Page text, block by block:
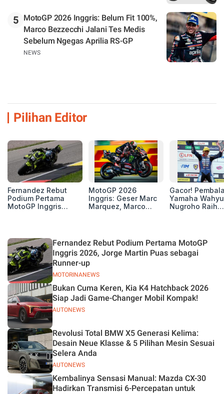
5
MotoGP 2026 Inggris: Belum Fit 100%,
Marco Bezzecchi Jalani Tes Medis
Sebelum Ngegas Aprilia RS-GP
NEWS
Pilihan Editor
Fernandez Rebut
Podium Pertama
MotoGP Inggris
MotoGP 2026
Inggris: Geser Marc
Marquez, Marco
Gacor!
Yamaha Wahyu
Nugroho Raih
MOTORINANEWS
Fernandez Rebut Podium Pertama MotoGP
Inggris 2026, Jorge Martin Puas sebagai
Runner-up
AUTONEWS
Bukan Cuma Keren, Kia K4 Hatchback 2026
Siap Jadi Game-Changer Mobil Kompak!
AUTONEWS
Revolusi Total BMW X5 Generasi Kelima:
Desain Neue Klasse & 5 Pilihan Mesin Sesuai
Selera Anda
Kembalinya Sensasi Manual: Mazda CX-30
Hadirkan Transmisi 6-Percepatan untuk